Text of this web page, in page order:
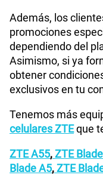
Además, los
promociones
dependiendo del
Asimismo, si ya
obtener
exclusivos en tu
Tenemos más
celulares ZTEque
ZTE A55,ZTE
Blade A5,ZTE